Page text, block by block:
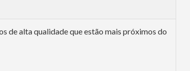
de alta qualidade que estão mais próximos do